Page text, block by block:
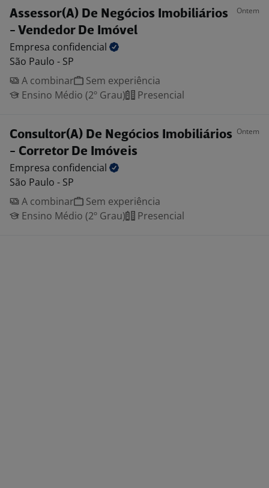
Assessor(A) De Negócios Imobiliários
- Vendedor De Imóvel
Ontem
Empresa confidencial
São Paulo - SP
A combinar
Sem experiência
Ensino Médio (2º Grau)
Presencial
Consultor(A) De Negócios Imobiliários
- Corretor De Imóveis
Ontem
Empresa confidencial
São Paulo - SP
A combinar
Sem experiência
Ensino Médio (2º Grau)
Presencial